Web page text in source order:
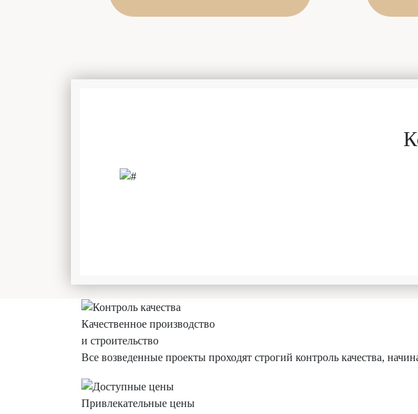
Качественное производство
и строительство
Все возведенные проекты проходят строгий контроль качества,
Привлекательные цены